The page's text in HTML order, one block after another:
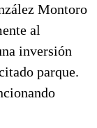
Montoro
al
inversión
parque.